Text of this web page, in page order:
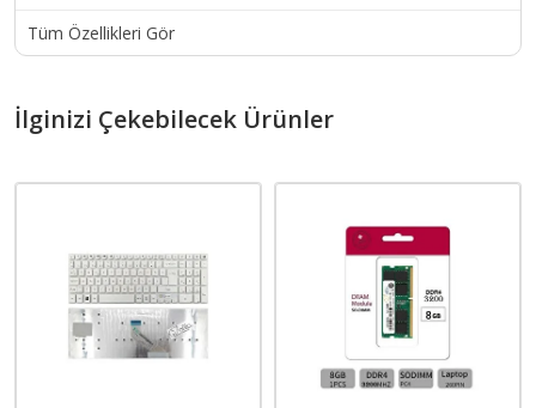
Tüm Özellikleri Gör
İlginizi Çekebilecek Ürünler